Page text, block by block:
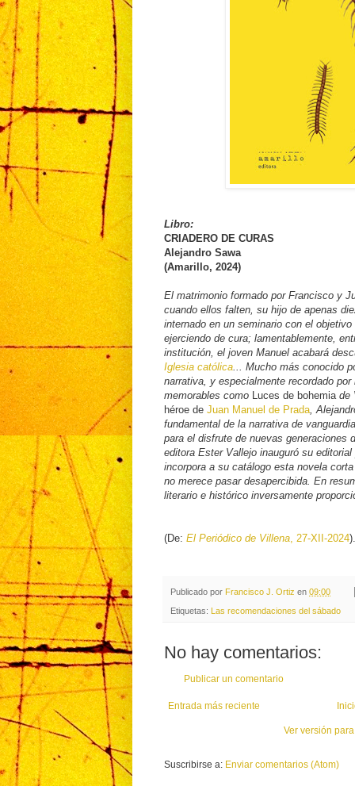
Libro:
CRIADERO DE CURAS
Alejandro Sawa
(Amarillo, 2024)
El matrimonio formado por Francisco y
cuando ellos falten, su hijo de apenas
internado en un seminario con el
ejerciendo de cura; lamentablemente,
institución, el joven Manuel acabará
Iglesia católica... Mucho más conocido
narrativa, y especialmente recordado
memorables como Luces de bohemiade
héroe de Juan Manuel de Prada,
fundamental de la narrativa de
para el disfrute de nuevas generaciones
editora Ester Vallejo inauguró su
incorpora a su catálogo esta novela
no merece pasar desapercibida. En
literario e histórico inversamente
(De: El Periódico de Villena, 27-XII-2024).
Publicado por Francisco J. Ortiz en 09:00
Etiquetas: Las recomendaciones del sábado
No hay comentarios:
Publicar un comentario
Entrada más reciente
Ver versión
Suscribirse a: Enviar comentarios (Atom)